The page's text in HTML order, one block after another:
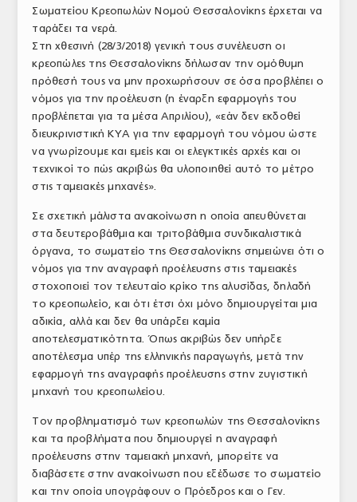
Σωματείου Κρεοπωλών Νομού Θεσσαλονίκης έρχεται να
ταράξει τα νερά.
Στη χθεσινή (28/3/2018) γενική τους συνέλευση οι
κρεοπώλες της Θεσσαλονίκης δήλωσαν την ομόθυμη
πρόθεσή τους να μην προχωρήσουν σε όσα προβλέπει ο
νόμος για την προέλευση (η έναρξη εφαρμογής του
προβλέπεται για τα μέσα Απριλίου), «εάν δεν εκδοθεί
διευκρινιστική ΚΥΑ για την εφαρμογή του νόμου ώστε
να γνωρίζουμε και εμείς και οι ελεγκτικές αρχές και οι
τεχνικοί το πώς ακριβώς θα υλοποιηθεί αυτό το μέτρο
στις ταμειακές μηχανές».
Σε σχετική μάλιστα ανακοίνωση η οποία απευθύνεται
στα δευτεροβάθμια και τριτοβάθμια συνδικαλιστικά
όργανα, το σωματείο της Θεσσαλονίκης σημειώνει ότι ο
νόμος για την αναγραφή προέλευσης στις ταμειακές
στοχοποιεί τον τελευταίο κρίκο της αλυσίδας, δηλαδή
το κρεοπωλείο, και ότι έτσι όχι μόνο δημιουργείται μια
αδικία, αλλά και δεν θα υπάρξει καμία
αποτελεσματικότητα. Όπως ακριβώς δεν υπήρξε
αποτέλεσμα υπέρ της ελληνικής παραγωγής, μετά την
εφαρμογή της αναγραφής προέλευσης στην ζυγιστική
μηχανή του κρεοπωλείου.
Τον προβληματισμό των κρεοπωλών της Θεσσαλονίκης
και τα προβλήματα που δημιουργεί η αναγραφή
προέλευσης στην ταμειακή μηχανή, μπορείτε να
διαβάσετε στην ανακοίνωση που εξέδωσε το σωματείο
και την οποία υπογράφουν ο Πρόεδρος και ο Γεν.